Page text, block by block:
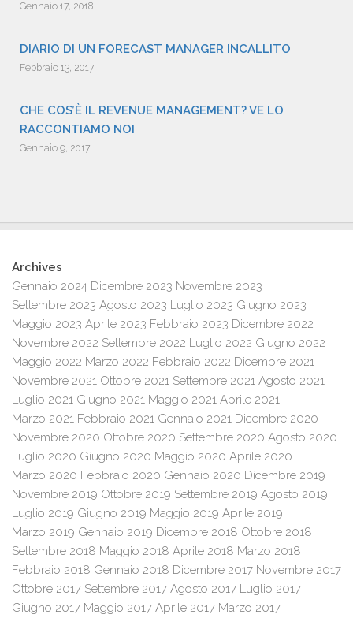
Gennaio 17, 2018
DIARIO DI UN FORECAST MANAGER INCALLITO
Febbraio 13, 2017
CHE COS’È IL REVENUE MANAGEMENT? VE LO
RACCONTIAMO NOI
Gennaio 9, 2017
Archives
Gennaio 2024 Dicembre 2023 Novembre 2023
Settembre 2023 Agosto 2023 Luglio 2023 Giugno 2023
Maggio 2023 Aprile 2023 Febbraio 2023 Dicembre 2022
Novembre 2022 Settembre 2022 Luglio 2022 Giugno 2022
Maggio 2022 Marzo 2022 Febbraio 2022 Dicembre 2021
Novembre 2021 Ottobre 2021 Settembre 2021 Agosto 2021
Luglio 2021 Giugno 2021 Maggio 2021 Aprile 2021
Marzo 2021 Febbraio 2021 Gennaio 2021 Dicembre 2020
Novembre 2020 Ottobre 2020 Settembre 2020 Agosto 2020
Luglio 2020 Giugno 2020 Maggio 2020 Aprile 2020
Marzo 2020 Febbraio 2020 Gennaio 2020 Dicembre 2019
Novembre 2019 Ottobre 2019 Settembre 2019 Agosto 2019
Luglio 2019 Giugno 2019 Maggio 2019 Aprile 2019
Marzo 2019 Gennaio 2019 Dicembre 2018 Ottobre 2018
Settembre 2018 Maggio 2018 Aprile 2018 Marzo 2018
Febbraio 2018 Gennaio 2018 Dicembre 2017 Novembre 2017
Ottobre 2017 Settembre 2017 Agosto 2017 Luglio 2017
Giugno 2017 Maggio 2017 Aprile 2017 Marzo 2017